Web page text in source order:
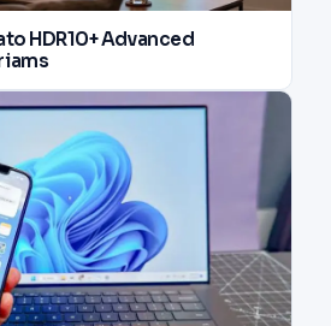
HDR10+ Advanced